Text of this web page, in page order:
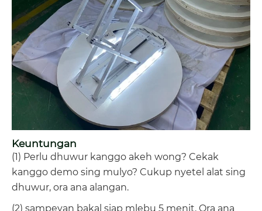
Keuntungan
(1) Perlu dhuwur kanggo akeh wong? Cekak
kanggo demo sing mulyo? Cukup nyetel alat sing
dhuwur, ora ana alangan.
(2) sampeyan bakal siap mlebu 5 menit. Ora ana